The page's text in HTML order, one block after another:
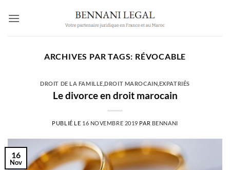
ARCHIVES PAR TAGS: RÉVOCABLE
DROIT DE LA FAMILLE ,DROIT MAROCAIN EXPATRIÉS
Le divorce en droit marocain
PUBLIÉ LE 16 NOVEMBRE 2019 PAR BENNANI
16
Nov